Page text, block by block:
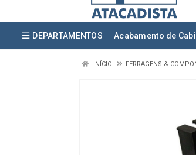
DEPARTAMENTOS Acabamento de
INÍCIO FERRAGENS &